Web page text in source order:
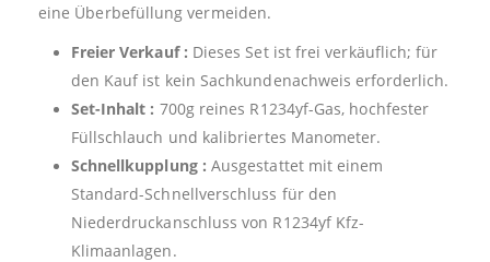
eine Überbefüllung vermeiden.
Freier Verkauf : Dieses Set ist frei verkäuflich; für
den Kauf ist kein Sachkundenachweis erforderlich.
Set-Inhalt : 700g reines R1234yf-Gas, hochfester
Füllschlauch und kalibriertes Manometer.
Schnellkupplung : Ausgestattet mit einem
Standard-Schnellverschluss für den
Niederdruckanschluss von R1234yf Kfz-
Klimaanlagen.